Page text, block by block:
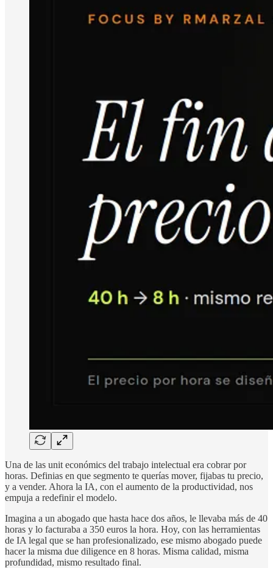
Una de las unit económics del trabajo intelectual era cobrar por
horas. Definias en que segmento te querías mover, fijabas tu precio,
y a vender. Ahora la IA, con el aumento de la productividad, nos
empuja a redefinir el modelo.
Imagina a un abogado que hasta hace dos años, le llevaba más de 40
horas y lo facturaba a 350 euros la hora. Hoy, con las herramientas
de IA legal que se han profesionalizado, ese mismo abogado puede
hacer la misma due diligence en 8 horas. Misma calidad, misma
profundidad, mismo resultado final.